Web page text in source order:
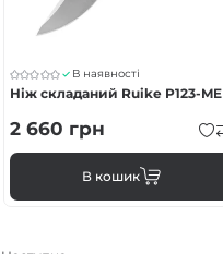
В наявності
Ніж складаний Ruike P123-ME
2 660 грн
В кошик